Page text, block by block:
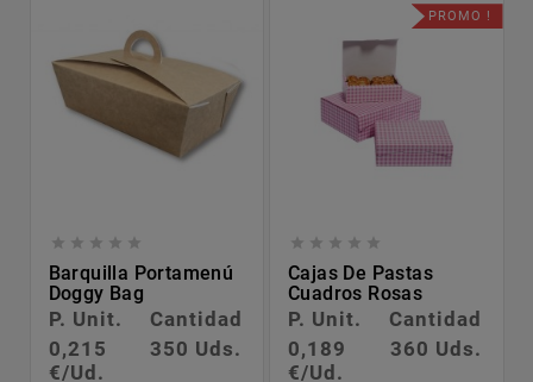
    
Barquilla Portamenú
Doggy Bag
P. Unit.
Cantidad
0,215
€/Ud.
350 Uds.
PROMO !
    
Cajas De Pastas
Cuadros Rosas
P. Unit.
Cantidad
0,189
€/Ud.
360 Uds.